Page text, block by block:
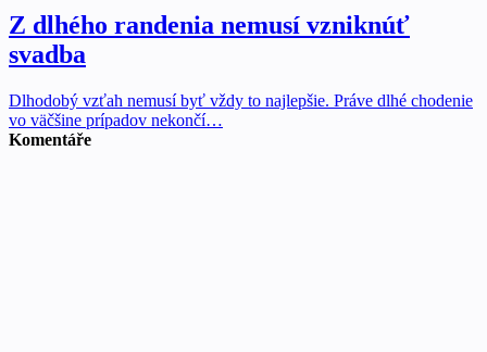
Z dlhého randenia nemusí vzniknúť
svadba
Dlhodobý vzťah nemusí byť vždy to najlepšie. Práve dlhé chodenie
vo väčšine prípadov nekončí…
Komentáře